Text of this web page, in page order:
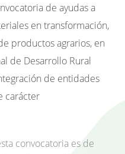
de ayudas a
en transformación,
productos agrarios, en
de Desarrollo Rural
de entidades
carácter
convocatoria es de